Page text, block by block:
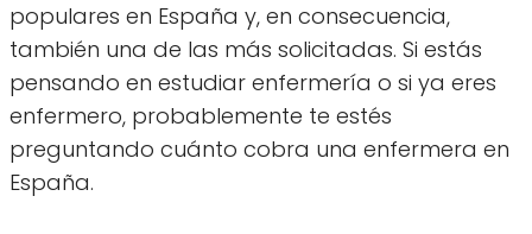
populares en España y, en consecuencia,
también una de las más solicitadas. Si estás
pensando en estudiar enfermería o si ya eres
enfermero, probablemente te estés
preguntando cuánto cobra una enfermera en
España.